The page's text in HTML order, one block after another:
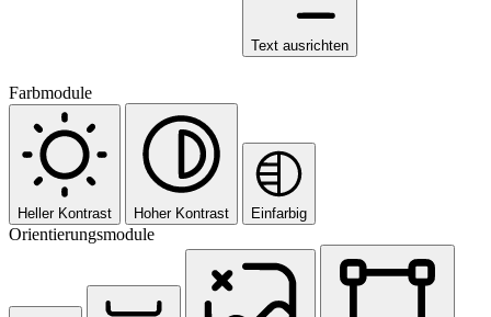
Text ausrichten
Farbmodule
Heller Kontrast Hoher Kontrast Einfarbig
Orientierungsmodule